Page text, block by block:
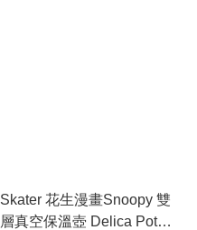
Skater 花生漫畫Snoopy 雙
層真空保溫壺 Delica Pot